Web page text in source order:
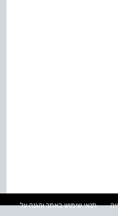
תנאי שימוש באתר והגנה על